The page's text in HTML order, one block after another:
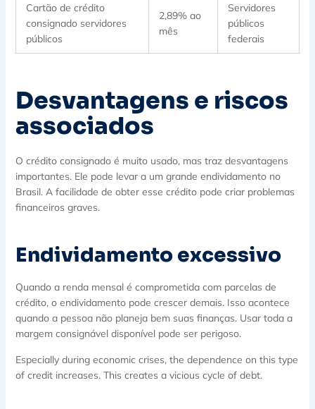
Cartão de crédito
consignado servidores
públicos
2,89% ao
mês
Servidores
públicos
federais
Desvantagens e riscos
associados
O crédito consignado é muito usado, mas traz desvantagens
importantes. Ele pode levar a um grande endividamento no
Brasil. A facilidade de obter esse crédito pode criar problemas
financeiros graves.
Endividamento excessivo
Quando a renda mensal é comprometida com parcelas de
crédito, o endividamento pode crescer demais. Isso acontece
quando a pessoa não planeja bem suas finanças. Usar toda a
margem consignável disponível pode ser perigoso.
Especially during economic crises, the dependence on this type
of credit increases. This creates a vicious cycle of debt.